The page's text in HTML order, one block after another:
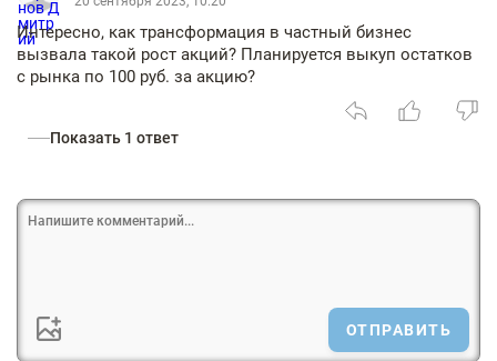
Интересно, как трансформация в частный бизнес
вызвала такой рост акций? Планируется выкуп остатков
с рынка по 100 руб. за акцию?
Показать 1 ответ
ОТПРАВИТЬ